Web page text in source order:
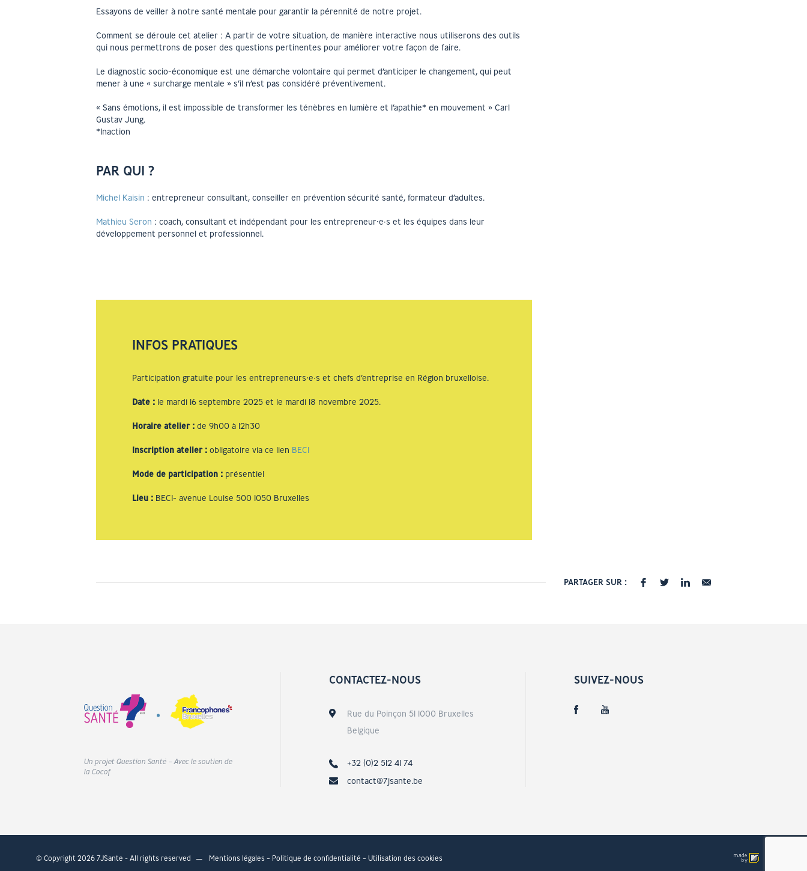
Essayons de veiller à notre santé mentale pour garantir la pérennité de notre projet.
Comment se déroule cet atelier : A partir de votre situation, de manière interactive nous utiliserons des outils
qui nous permettrons de poser des questions pertinentes pour améliorer votre façon de faire.
Le diagnostic socio-économique est une démarche volontaire qui permet d’anticiper le changement, qui peut
mener à une « surcharge mentale » s’il n’est pas considéré préventivement.
« Sans émotions, il est impossible de transformer les ténèbres en lumière et l’apathie* en mouvement » Carl
Gustav Jung.
*Inaction
PAR QUI ?
Michel Kaisin : entrepreneur consultant, conseiller en prévention sécurité santé, formateur d’adultes.
Mathieu Seron : coach, consultant et indépendant pour les entrepreneur⸱e·s et les équipes dans leur
développement personnel et professionnel.
INFOS PRATIQUES
Participation gratuite pour les entrepreneurs⸱e·s et chefs d’entreprise en Région bruxelloise.
Date : le mardi 16 septembre 2025 et le mardi 18 novembre 2025.
Horaire atelier : de 9h00 à 12h30
Inscription atelier : obligatoire via ce lien BECI
Mode de participation : présentiel
Lieu : BECI- avenue Louise 500 1050 Bruxelles
PARTAGER SUR :
CONTACTEZ-NOUS
Rue du Poinçon 51 1000 Bruxelles
Belgique
+32 (0)2 512 41 74
contact@7jsante.be
SUIVEZ-NOUS
Un projet Question Santé – Avec le soutien de
la Cocof
© Copyright 2026 7JSante - All rights reserved Mentions légales Politique de confidentialité Utilisation des cookies